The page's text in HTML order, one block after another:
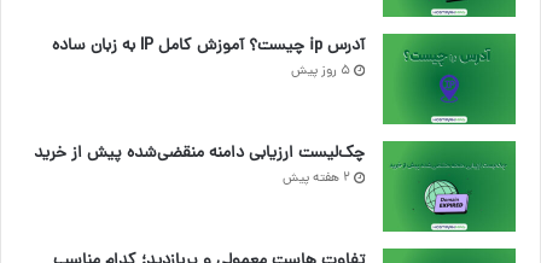
آدرس ip چیست؟ آموزش کامل IP به زبان ساده
5 روز پیش
چک‌لیست ارزیابی دامنه منقضی‌شده پیش از خرید
2 هفته پیش